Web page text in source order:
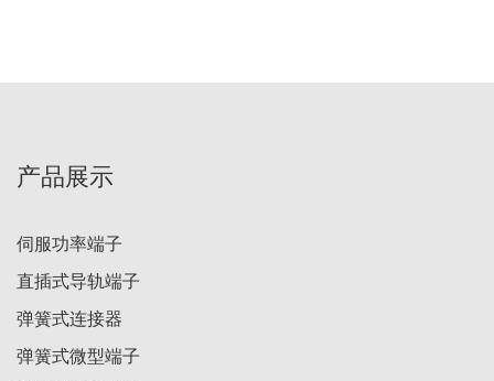
产品展示
伺服功率端子
直插式导轨端子
弹簧式连接器
弹簧式微型端子